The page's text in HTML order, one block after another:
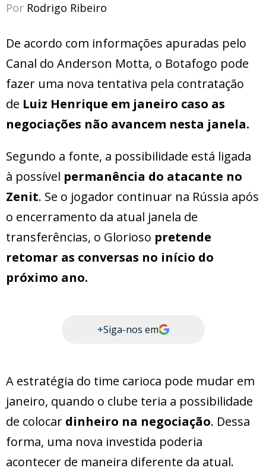
Por Rodrigo Ribeiro
De acordo com informações apuradas pelo
Canal do Anderson Motta, o Botafogo pode
fazer uma nova tentativa pela contratação
de Luiz Henrique em janeiro caso as
negociações não avancem nesta janela.
Segundo a fonte, a possibilidade está ligada
à possível permanência do atacante no
Zenit. Se o jogador continuar na Rússia após
o encerramento da atual janela de
transferências, o Glorioso pretende
retomar as conversas no início do
próximo ano.
+Siga-nos em
A estratégia do time carioca pode mudar em
janeiro, quando o clube teria a possibilidade
de colocar dinheiro na negociação. Dessa
forma, uma nova investida poderia
acontecer de maneira diferente da atual.